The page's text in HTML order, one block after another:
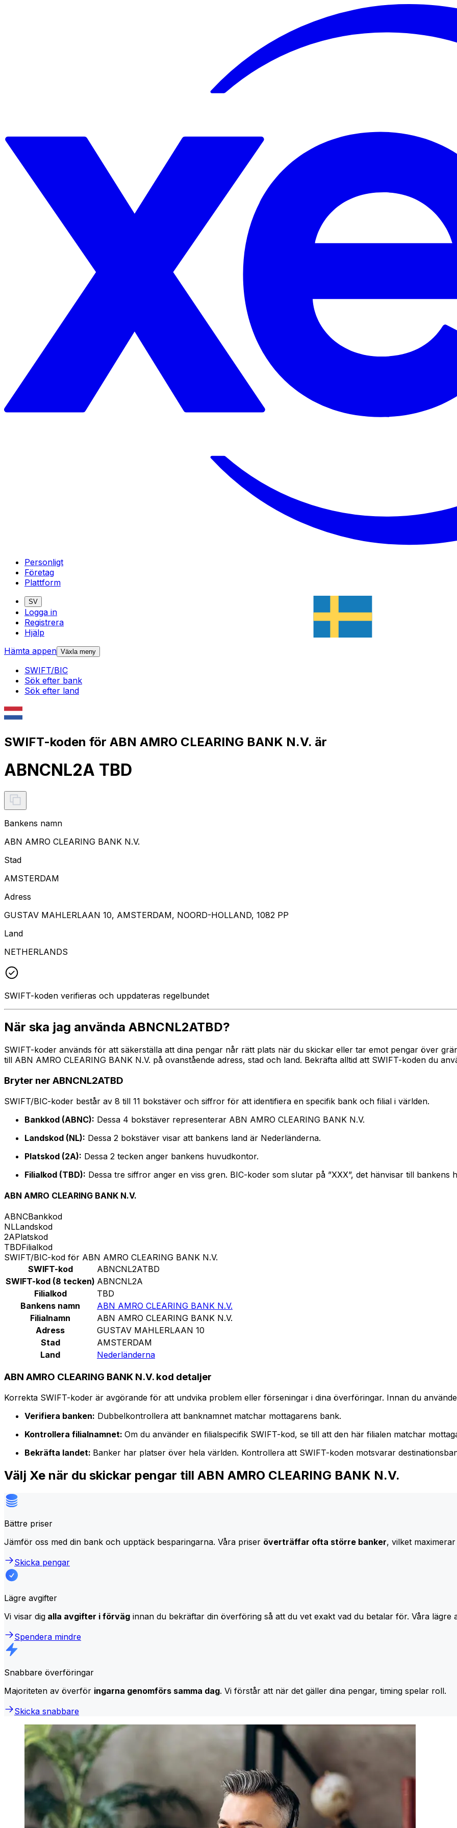
Personligt
Företag
Plattform
SV
Logga in
Registrera
Hjälp
Hämta appen Växla meny
SWIFT/BIC
Sök efter bank
Sök efter land
SWIFT-koden för ABN AMRO CLEARING BANK N.V. är
ABNCNL2A TBD
Bankens namn
ABN AMRO CLEARING BANK N.V.
Stad
AMSTERDAM
Adress
GUSTAV MAHLERLAAN 10, AMSTERDAM, NOORD-HOLLAND, 1082 PP
Land
NETHERLANDS
SWIFT-koden verifieras och uppdateras regelbundet
När ska jag använda ABNCNL2ATBD?
SWIFT-koder används för att säkerställa att dina pengar når rätt plats när du skickar eller tar emot pengar över
till ABN AMRO CLEARING BANK N.V. på ovanstående adress, stad och land. Bekräfta alltid att SWIFT-koden du
Bryter ner ABNCNL2ATBD
SWIFT/BIC-koder består av 8 till 11 bokstäver och siffror för att identifiera en specifik bank och filial i världen.
Bankkod (ABNC): Dessa 4 bokstäver representerar ABN AMRO CLEARING BANK N.V.
Landskod (NL): Dessa 2 bokstäver visar att bankens land är Nederländerna.
Platskod (2A): Dessa 2 tecken anger bankens huvudkontor.
Filialkod (TBD): Dessa tre siffror anger en viss gren. BIC-koder som slutar på ”XXX”, det hänvisar till bankens
ABN AMRO CLEARING BANK N.V.
ABNCBankkod
NLLandskod
2APlatskod
TBDFilialkod
SWIFT/BIC-kod för ABN AMRO CLEARING BANK N.V.
SWIFT-kod
ABNCNL2ATBD
SWIFT-kod (8 tecken) ABNCNL2A
Filialkod
TBD
Bankens namn
ABN AMRO CLEARING BANK N.V.
Filialnamn
ABN AMRO CLEARING BANK N.V.
Adress
GUSTAV MAHLERLAAN 10
Stad
AMSTERDAM
Land
Nederländerna
ABN AMRO CLEARING BANK N.V. kod detaljer
Korrekta SWIFT-koder är avgörande för att undvika problem eller förseningar i dina överföringar. Innan du
Verifiera banken: Dubbelkontrollera att banknamnet matchar mottagarens bank.
Kontrollera filialnamnet: Om du använder en filialspecifik SWIFT-kod, se till att den här filialen matchar
Bekräfta landet: Banker har platser över hela världen. Kontrollera att SWIFT-koden motsvarar
Välj Xe när du skickar pengar till ABN AMRO CLEARING BANK N.V.
Bättre priser
Jämför oss med din bank och upptäck besparingarna. Våra priser överträffar ofta större banker, vilket
Skicka pengar
Lägre avgifter
Vi visar dig alla avgifter i förväg innan du bekräftar din överföring så att du vet exakt vad du betalar för. Våra lägre
Spendera mindre
Snabbare överföringar
Majoriteten av överför ingarna genomförs samma dag. Vi förstår att när det gäller dina pengar, timing spelar roll.
Skicka snabbare